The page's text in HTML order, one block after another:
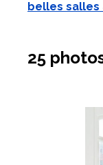
belles salles
25